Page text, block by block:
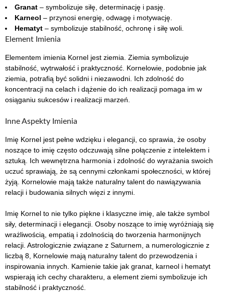
Granat – symbolizuje siłę, determinację i pasję.
Karneol – przynosi energię, odwagę i motywację.
Hematyt – symbolizuje stabilność, ochronę i siłę woli.
Element Imienia
Elementem imienia Kornel jest ziemia. Ziemia symbolizuje
stabilność, wytrwałość i praktyczność. Kornelowie, podobnie jak
ziemia, potrafią być solidni i niezawodni. Ich zdolność do
koncentracji na celach i dążenie do ich realizacji pomaga im w
osiąganiu sukcesów i realizacji marzeń.
Inne Aspekty Imienia
Imię Kornel jest pełne wdzięku i elegancji, co sprawia, że osoby
noszące to imię często odczuwają silne połączenie z intelektem i
sztuką. Ich wewnętrzna harmonia i zdolność do wyrażania swoich
uczuć sprawiają, że są cennymi członkami społeczności, w której
żyją. Kornelowie mają także naturalny talent do nawiązywania
relacji i budowania silnych więzi z innymi.
Imię Kornel to nie tylko piękne i klasyczne imię, ale także symbol
siły, determinacji i elegancji. Osoby noszące to imię wyróżniają się
wrażliwością, empatią i zdolnością do tworzenia harmonijnych
relacji. Astrologicznie związane z Saturnem, a numerologicznie z
liczbą 8, Kornelowie mają naturalny talent do przewodzenia i
inspirowania innych. Kamienie takie jak granat, karneol i hematyt
wspierają ich cechy charakteru, a element ziemi symbolizuje ich
stabilność i praktyczność.